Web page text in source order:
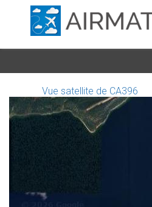
Vue satellite de CA396